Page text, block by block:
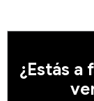
¿Estás